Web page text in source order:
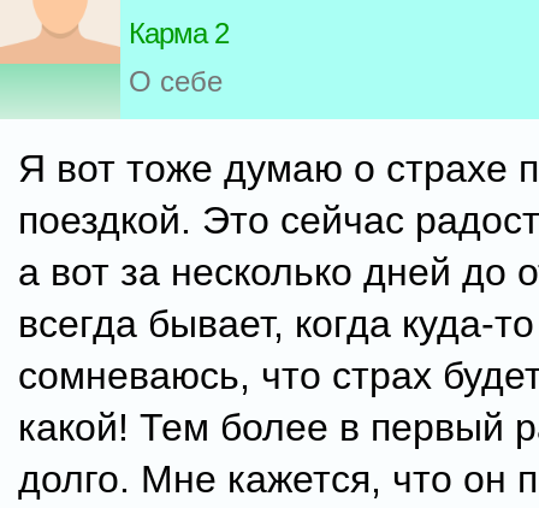
Карма 2
О себе
Я вот тоже думаю о страхе
поездкой. Это сейчас
а вот за несколько дней до
всегда бывает, когда куда-
сомневаюсь, что страх
какой! Тем более в первый
долго. Мне кажется, что он